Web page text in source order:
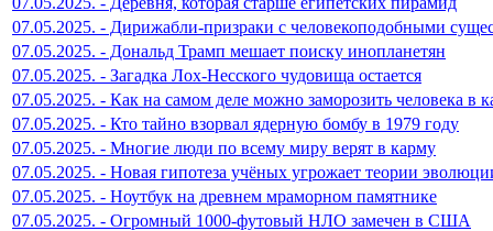
07.05.2025. - Дирижабли-призраки с человекоподобными
07.05.2025. - Дональд Трамп мешает поиску инопланетян
07.05.2025. - Загадка Лох-Несского чудовища остается
07.05.2025. - Как на самом деле можно заморозить человека в
07.05.2025. - Кто тайно взорвал ядерную бомбу в 1979 году
07.05.2025. - Многие люди по всему миру верят в карму
07.05.2025. - Новая гипотеза учёных угрожает теории
07.05.2025. - Ноутбук на древнем мраморном памятнике
07.05.2025. - Огромный 1000-футовый НЛО замечен в США